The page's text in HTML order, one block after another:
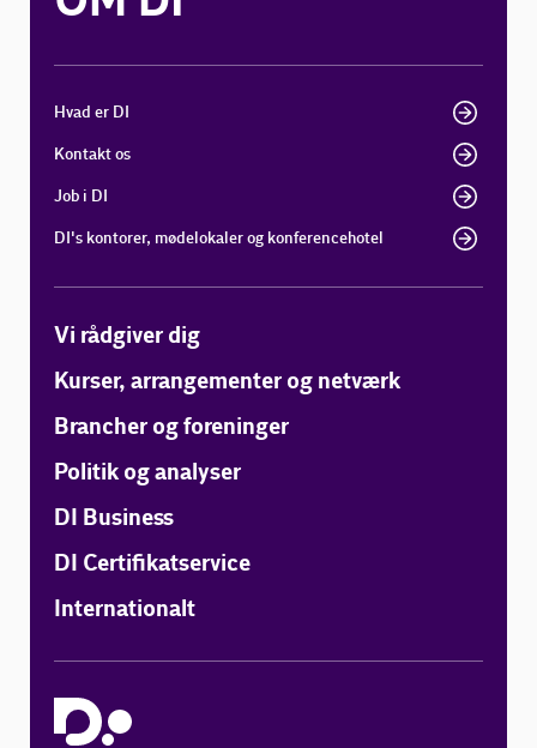
Hvad er DI
Kontakt os
Job i DI
DI's kontorer, mødelokaler og konferencehotel
Vi rådgiver dig
Kurser, arrangementer og netværk
Brancher og foreninger
Politik og analyser
DI Business
DI Certifikatservice
Internationalt